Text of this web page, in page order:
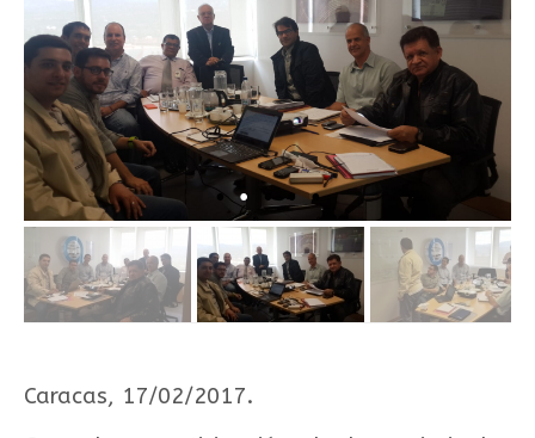
Caracas, 17/02/2017.